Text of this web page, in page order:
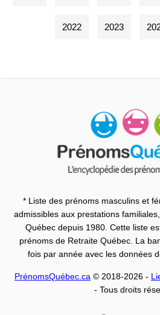
2022 2023
* Liste des prénoms masculins et
admissibles aux prestations
Québec depuis 1980. Cette liste
prénoms de Retraite Québec. La
fois par année avec les données
PrénomsQuébec.ca © 2018-2026 -
- Tous droits